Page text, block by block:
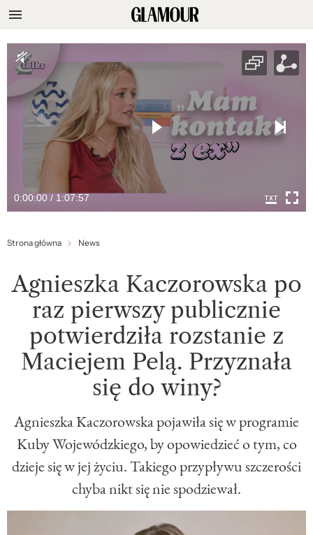
0:00:00 / 1:07:57
Strona główna News
Agnieszka Kaczorowska po
raz pierwszy publicznie
potwierdziła rozstanie z
Maciejem Pelą. Przyznała
się do winy?
Agnieszka Kaczorowska pojawiła się w programie
Kuby Wojewódzkiego, by opowiedzieć o tym, co
dzieje się w jej życiu. Takiego przypływu szczerości
chyba nikt się nie spodziewał.